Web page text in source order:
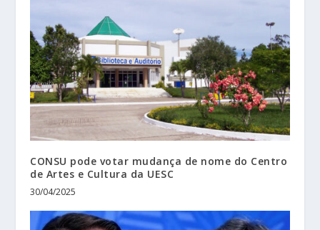
CONSU pode votar mudança de nome do Centro
de Artes e Cultura da UESC
30/04/2025